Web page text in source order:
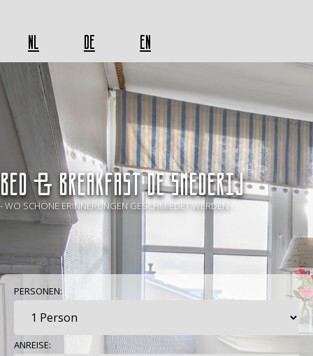
NL DE EN
BED & BREAKFAST De Smederij
- WO SCHÖNE ERINNERUNGEN GESCHMIEDET WERDEN -
PERSONEN:
ANREISE: